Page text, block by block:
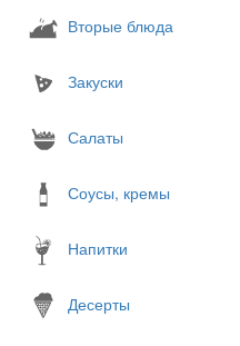
Вторые блюда
Закуски
Салаты
Соусы, кремы
Напитки
Десерты